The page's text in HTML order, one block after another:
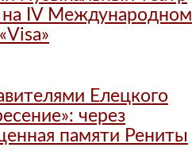
на IV Международном
Елецкого
через
памяти Рениты